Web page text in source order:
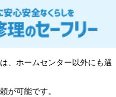
、ホームセンター以外にも選
が可能です。